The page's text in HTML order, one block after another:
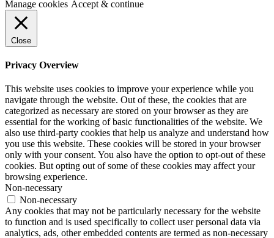
Manage cookies Accept & continue
Close
Privacy Overview
This website uses cookies to improve your experience while you
navigate through the website. Out of these, the cookies that are
categorized as necessary are stored on your browser as they are
essential for the working of basic functionalities of the website. We
also use third-party cookies that help us analyze and understand how
you use this website. These cookies will be stored in your browser
only with your consent. You also have the option to opt-out of these
cookies. But opting out of some of these cookies may affect your
browsing experience.
Non-necessary
Non-necessary
Any cookies that may not be particularly necessary for the website
to function and is used specifically to collect user personal data via
analytics, ads, other embedded contents are termed as non-necessary